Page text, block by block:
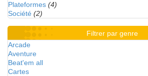
Plateformes (4)
Société (2)
Filtrer par genre
Arcade
Aventure
Beat'em all
Cartes